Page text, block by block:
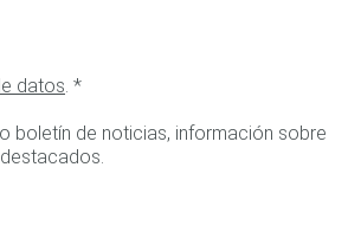
datos. *
boletín de noticias, información sobre